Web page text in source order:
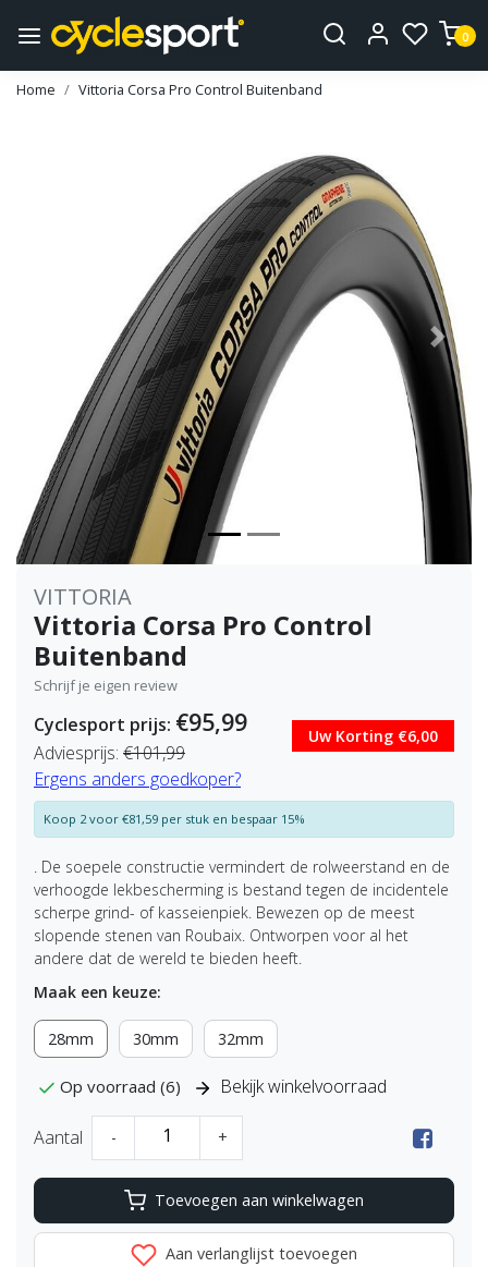
0
Home Vittoria Corsa Pro Control Buitenband
VITTORIA
Vittoria Corsa Pro Control
Buitenband
Schrijf je eigen review
Cyclesport prijs: €95,99
Adviesprijs: €101,99
Uw Korting €6,00
Ergens anders goedkoper?
Koop 2 voor €81,59 per stuk en bespaar 15%
. De soepele constructie vermindert de rolweerstand en de
verhoogde lekbescherming is bestand tegen de incidentele
scherpe grind- of kasseienpiek. Bewezen op de meest
slopende stenen van Roubaix. Ontworpen voor al het
andere dat de wereld te bieden heeft.
Maak een keuze:
28mm 30mm 32mm
Op voorraad (6) Bekijk winkelvoorraad
Aantal - +
Toevoegen aan winkelwagen
Aan verlanglijst toevoegen